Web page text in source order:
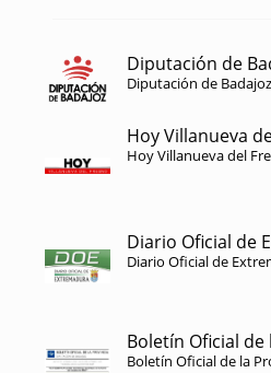
Diputación de
Diputación de Badajoz
Hoy Villanueva
Hoy Villanueva del
Diario Oficial de
Diario Oficial de
Boletín Oficial de
Boletín Oficial de la